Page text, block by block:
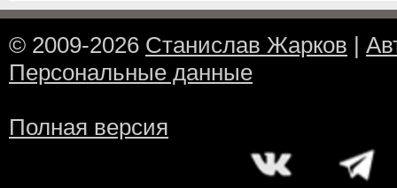
© 2009-2026 Станислав Жарков |
Персональные данные
Полная версия